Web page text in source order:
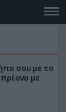
σου με το
με